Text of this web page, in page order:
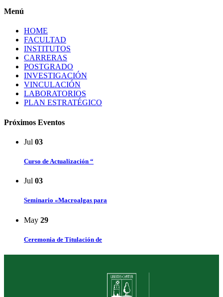
Menú
HOME
FACULTAD
INSTITUTOS
CARRERAS
POSTGRADO
INVESTIGACIÓN
VINCULACIÓN
LABORATORIOS
PLAN ESTRATÉGICO
Próximos Eventos
Jul 03
Curso de Actualización “
Jul 03
Seminario «Macroalgas para
May 29
Ceremonia de Titulación de